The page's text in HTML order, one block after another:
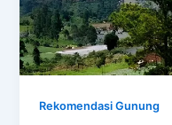
Rekomendasi Gunung